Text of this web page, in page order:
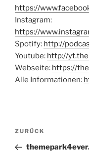
https://
Instagram:
https://
Spotify: http://
Youtube: http://
Webseite: https://
Alle Informationen:
Vorheriger
Beitrag
ZURÜCK